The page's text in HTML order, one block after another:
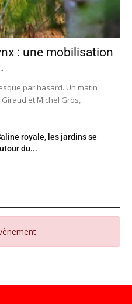
: une mobilisation
par hasard. Un matin
et Michel Gros,
royale, les jardins se
du...